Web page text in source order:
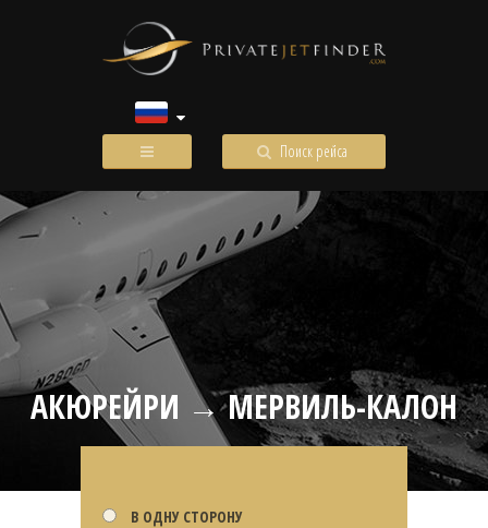
Поиск рейса
АКЮРЕЙРИ → МЕРВИЛЬ-КАЛОН
В ОДНУ СТОРОНУ